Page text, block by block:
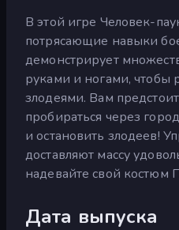
В этой игре Человек-
потрясающие навыки
демонстрирует
руками и ногами, чтобы
злодеями. Вам
пробираться через
и остановить злодеев!
доставляют массу
надевайте свой костюм
Дата выпуска